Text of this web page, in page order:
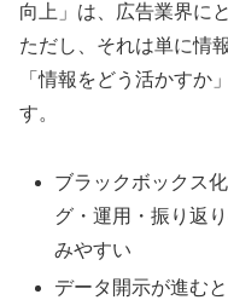
向上」は、広告業界に
ただし、それは単に情
「情報をどう活かすか
す。
ブラックボックス
グ・運用・振り返
みやすい
データ開示が進む